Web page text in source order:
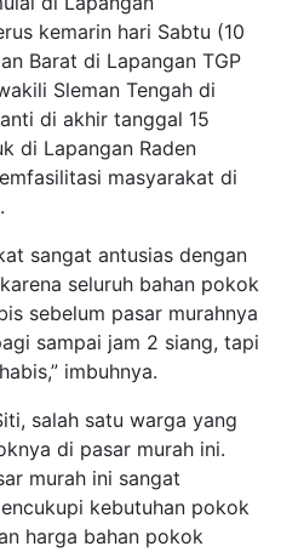
kemarin hari Sabtu (10
Barat di Lapangan TGP
Sleman Tengah di
di akhir tanggal 15
di Lapangan Raden
masyarakat di
sangat antusias dengan
seluruh bahan pokok
sebelum pasar murahnya
sampai jam 2 siang, tapi
imbuhnya.
salah satu warga yang
di pasar murah ini.
murah ini sangat
kebutuhan pokok
harga bahan pokok